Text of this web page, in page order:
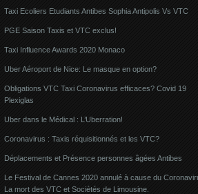
Taxi Ecoliers Etudiants Antibes Sophia Antipolis Vs VTC
PGE Saison Taxis et VTC exclus!
Taxi Influence Awards 2020 Monaco
Uber Aéroport de Nice: Le masque en option?
Obligations VTC Taxi Coronavirus efficaces? Covid 19
Plexiglas
Uber dans le Médical : L’Uberration!
Coronavirus : Taxis réquisitionnés et les VTC?
Déplacements et Présence personnes âgées Antibes
Le Festival de Cannes 2020 annulé à cause du
La mort des VTC et Sociétés de Limousine.